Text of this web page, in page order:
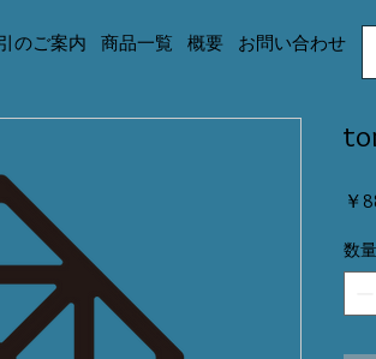
のご案内 商品一覧 概要 お問い合わせ
￥
数量